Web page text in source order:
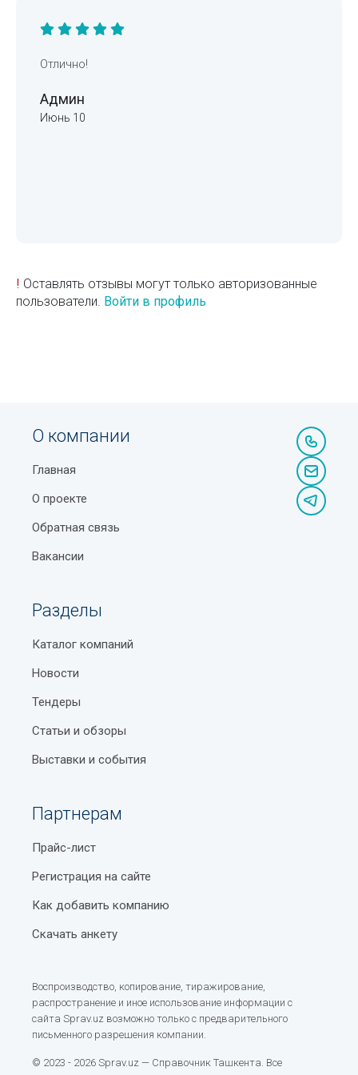
Отлично!
Админ
Июнь 10
! Оставлять отзывы могут только авторизованные
пользователи. Войти в профиль
О компании
Главная
О проекте
Обратная связь
Вакансии
Разделы
Каталог компаний
Новости
Тендеры
Статьи и обзоры
Выставки и события
Партнерам
Прайс-лист
Регистрация на сайте
Как добавить компанию
Скачать анкету
Воспроизводство, копирование, тиражирование,
распространение и иное использование информации с
сайта Sprav.uz возможно только с предварительного
письменного разрешения компании.
© 2023 - 2026 Sprav.uz — Справочник Ташкента. Все